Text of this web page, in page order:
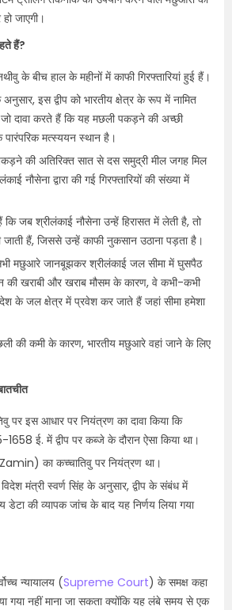
जाएगी।
हैं?
के बीच हाल के महीनों में काफी गिरफ्तारियां हुई हैं।
इस द्वीप को भारतीय क्षेत्र के रूप में नामित
जो दावा करते हैं कि यह मछली पकड़ने की अच्छी
पारंपरिक मत्स्ययन स्थान है।
की अतिरिक्त सात से दस समुद्री मील जगह मिल
नौसेना द्वारा की गई गिरफ्तारियों की संख्या में
जब श्रीलंकाई नौसेना उन्हें हिरासत में लेती है, तो
जाती हैं, जिससे उन्हें काफी नुकसान उठाना पड़ता है।
मछुआरे जानबूझकर श्रीलंकाई जल सीमा में घुसपैठ
खराबी और खराब मौसम के कारण, वे कभी-कभी
के जल क्षेत्र में प्रवेश कर जाते हैं जहां सीमा हमेशा
की कमी के कारण, भारतीय मछुआरे वहां जाने के लिए
पर इस आधार पर नियंत्रण का दावा किया कि
1658 ई. में द्वीप पर कब्जे के दौरान ऐसा किया था।
का कच्चातिवु पर नियंत्रण था।
विदेश मंत्री स्वर्ण सिंह के अनुसार, द्वीप के संबंध में
डेटा की व्यापक जांच के बाद यह निर्णय लिया गया
न्यायालय (Supreme Court) के समक्ष कहा
गया नहीं माना जा सकता क्योंकि यह लंबे समय से एक